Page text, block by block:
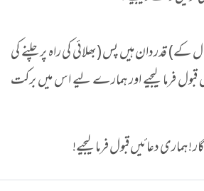
قدردان ہیں پس (بھلائی کی راہ پر چلنے کی
فرما لیجیے اور ہمارے لیے اس میں برکت
ہماری دعائیں قبول فرما لیجیے!